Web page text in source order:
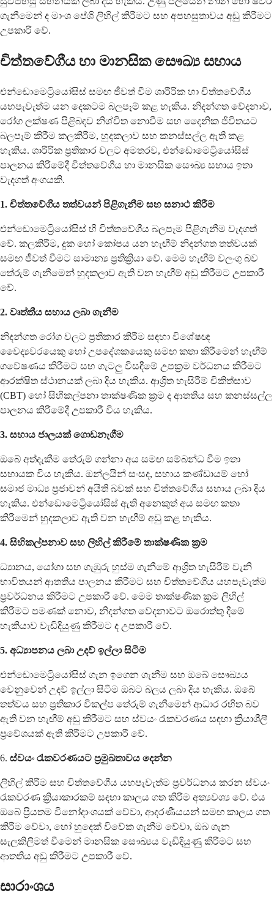
ගැනීමෙන් ද මාංශ පේශි ලිහිල් කිරීමට සහ අපහසුතාවය අඩු කිරීමට
උපකාරී වේ.
චිත්තවේගීය හා මානසික සෞඛ්‍ය සහාය
එන්ඩොමෙට්‍රියෝසිස් සමඟ ජීවත් වීම ශාරීරික හා චිත්තවේගීය
යහපැවැත්ම යන දෙකටම බලපෑම් කළ හැකිය. නිදන්ගත වේදනාව,
රෝග ලක්ෂණ පිළිබඳව නිශ්චිත නොවීම සහ දෛනික ජීවිතයට
බලපෑම් කිරීම කලකිරීම, හුදකලාව සහ කනස්සල්ල ඇති කළ
හැකිය. ශාරීරික ප්‍රතිකාර වලට අමතරව, එන්ඩොමෙට්‍රියෝසිස්
පාලනය කිරීමේදී චිත්තවේගීය හා මානසික සෞඛ්‍ය සහාය ඉතා
වැදගත් අංගයකි.
1. චිත්තවේගීය තත්වයන් පිළිගැනීම සහ සනාථ කිරීම
එන්ඩොමෙට්‍රියෝසිස් හි චිත්තවේගීය බලපෑම පිළිගැනීම වැදගත්
වේ. කලකිරීම, දුක හෝ කෝපය යන හැඟීම් නිදන්ගත තත්වයක්
සමඟ ජීවත් වීමට සාමාන්‍ය ප්‍රතික්‍රියා වේ. මෙම හැඟීම් වලංගු බව
තේරුම් ගැනීමෙන් හුදකලාව ඇති වන හැඟීම් අඩු කිරීමට උපකාරී
වේ.
2. වෘත්තීය සහාය ලබා ගැනීම
නිදන්ගත රෝග වලට ප්‍රතිකාර කිරීම සඳහා විශේෂඥ
වෛද්‍යවරයෙකු හෝ උපදේශකයෙකු සමඟ කතා කිරීමෙන් හැඟීම්
ගවේෂණය කිරීමට සහ ගැටලු විසඳීමේ උපක්‍රම වර්ධනය කිරීමට
ආරක්ෂිත ස්ථානයක් ලබා දිය හැකිය. ආශ්‍රිත හැසිරීම් චිකිත්සාව
(CBT) හෝ සිහිකල්පනා තාක්ෂණික ක්‍රම ද ආතතිය සහ කනස්සල්ල
පාලනය කිරීමේදී උපකාරී විය හැකිය.
3. සහාය ජාලයක් ගොඩනැගීම
ඔබේ අත්දැකීම තේරුම් ගන්නා අය සමඟ සම්බන්ධ වීම ඉතා
සහායක විය හැකිය. ඔන්ලයින් සංසද, සහාය කණ්ඩායම් හෝ
සමාජ මාධ්‍ය ප්‍රජාවන් අයිති බවක් සහ චිත්තවේගීය සහාය ලබා දිය
හැකිය. එන්ඩොමෙට්‍රියෝසිස් ඇති අනෙකුත් අය සමඟ කතා
කිරීමෙන් හුදකලාව ඇති වන හැඟීම් අඩු කළ හැකිය.
4. සිහිකල්පනාව සහ ලිහිල් කිරීමේ තාක්ෂණික ක්‍රම
ධ්‍යානය, යෝගා සහ ගැඹුරු හුස්ම ගැනීමේ ආශ්‍රිත හැසිරීම් වැනි
භාවිතයන් ආතතිය පාලනය කිරීමට සහ චිත්තවේගීය යහපැවැත්ම
ප්‍රවර්ධනය කිරීමට උපකාරී වේ. මෙම තාක්ෂණික ක්‍රම ලිහිල්
කිරීමට පමණක් නොව, නිදන්ගත වේදනාවට ඔරොත්තු දීමේ
හැකියාව වැඩිදියුණු කිරීමට ද උපකාරී වේ.
5. අධ්‍යාපනය ලබා උදව් ඉල්ලා සිටීම
එන්ඩොමෙට්‍රියෝසිස් ගැන ඉගෙන ගැනීම සහ ඔබේ සෞඛ්‍යය
වෙනුවෙන් උදව් ඉල්ලා සිටීම ඔබට බලය ලබා දිය හැකිය. ඔබේ
තත්වය සහ ප්‍රතිකාර විකල්ප තේරුම් ගැනීමෙන් ආධාර රහිත බව
ඇති වන හැඟීම් අඩු කිරීමට සහ ස්වයං රැකවරණය සඳහා ක්‍රියාශීලී
ප්‍රවේශයක් ඇති කිරීමට උපකාරී වේ.
6. ස්වයං රැකවරණයට ප්‍රමුඛතාවය දෙන්න
ලිහිල් කිරීම සහ චිත්තවේගීය යහපැවැත්ම ප්‍රවර්ධනය කරන ස්වයං
රැකවරණ ක්‍රියාකාරකම් සඳහා කාලය ගත කිරීම අත්‍යවශ්‍ය වේ. එය
ඔබේ ප්‍රියතම විනෝදාංශයක් වේවා, ආදරණීයයන් සමඟ කාලය ගත
කිරීම වේවා, හෝ හුදෙක් විවේක ගැනීම වේවා, ඔබ ගැන
සැලකිලිමත් වීමෙන් මානසික සෞඛ්‍යය වැඩිදියුණු කිරීමට සහ
ආතතිය අඩු කිරීමට උපකාරී වේ.
සාරාංශය